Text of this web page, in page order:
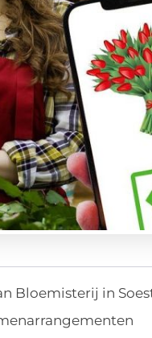
Bloemisterij in